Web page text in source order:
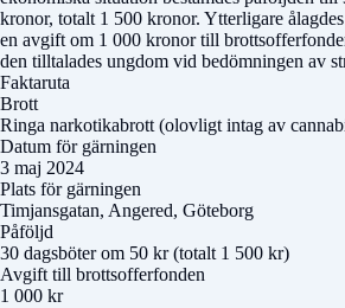
kronor, totalt 1 500 kronor. Ytterligare
en avgift om 1 000 kronor till
den tilltalades ungdom vid bedömningen av
Faktaruta
Brott
Ringa narkotikabrott (olovligt intag av
Datum för gärningen
3 maj 2024
Plats för gärningen
Timjansgatan, Angered, Göteborg
Påföljd
30 dagsböter om 50 kr (totalt 1 500 kr)
Avgift till brottsofferfonden
1 000 kr